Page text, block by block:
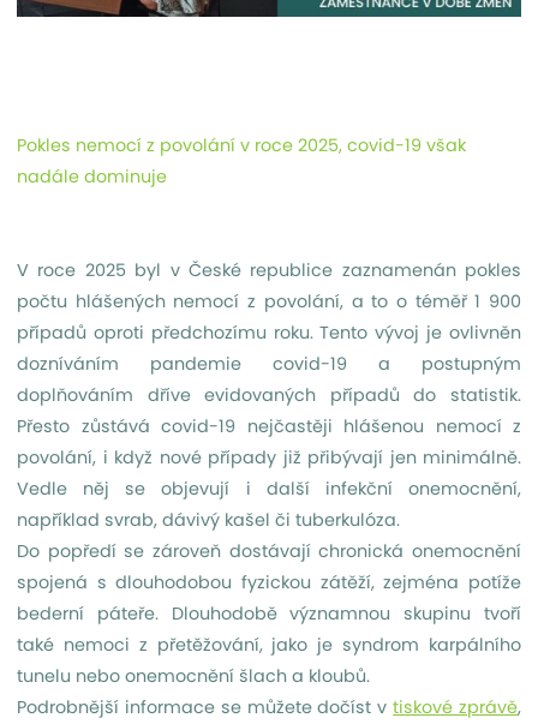
Pokles nemocí z povolání v roce 2025, covid-19 však
nadále dominuje
V roce 2025 byl v České republice zaznamenán pokles
počtu hlášených nemocí z povolání, a to o téměř 1 900
případů oproti předchozímu roku. Tento vývoj je ovlivněn
dozníváním pandemie covid-19 a postupným
doplňováním dříve evidovaných případů do statistik.
Přesto zůstává covid-19 nejčastěji hlášenou nemocí z
povolání, i když nové případy již přibývají jen minimálně.
Vedle něj se objevují i další infekční onemocnění,
například svrab, dávivý kašel či tuberkulóza.
Do popředí se zároveň dostávají chronická onemocnění
spojená s dlouhodobou fyzickou zátěží, zejména potíže
bederní páteře. Dlouhodobě významnou skupinu tvoří
také nemoci z přetěžování, jako je syndrom karpálního
tunelu nebo onemocnění šlach a kloubů.
Podrobnější informace se můžete dočíst vtiskové zprávě,